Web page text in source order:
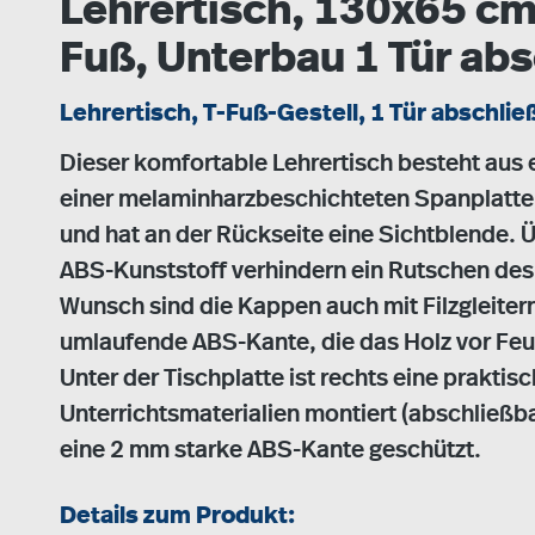
Lehrertisch, 130x65
Fuß, Unterbau 1 Tür
Lehrertisch, T-Fuß-Gestell, 1 Tür
Dieser komfortable Lehrertisch besteht
einer melaminharzbeschichteten
und hat an der Rückseite eine Sichtblende.
ABS-Kunststoff verhindern ein Rutschen
Wunsch sind die Kappen auch mit
umlaufende ABS-Kante, die das Holz vor
Unter der Tischplatte ist rechts eine
Unterrichtsmaterialien montiert
eine 2 mm starke ABS-Kante geschützt.
Details zum Produkt: